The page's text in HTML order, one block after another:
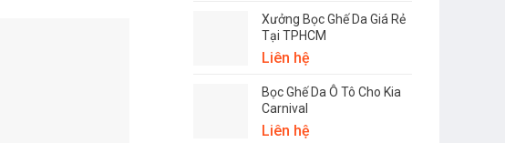
Xưởng Bọc Ghế Da Giá Rẻ
Tại TPHCM
Liên hệ
Bọc Ghế Da Ô Tô Cho Kia
Carnival
Liên hệ